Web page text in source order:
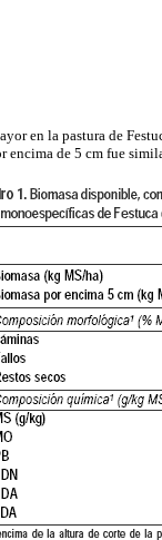
en la pastura de
encima de 5 cm fue